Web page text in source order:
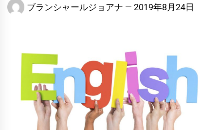
ブランシャールジョアナ 2019年8月24日